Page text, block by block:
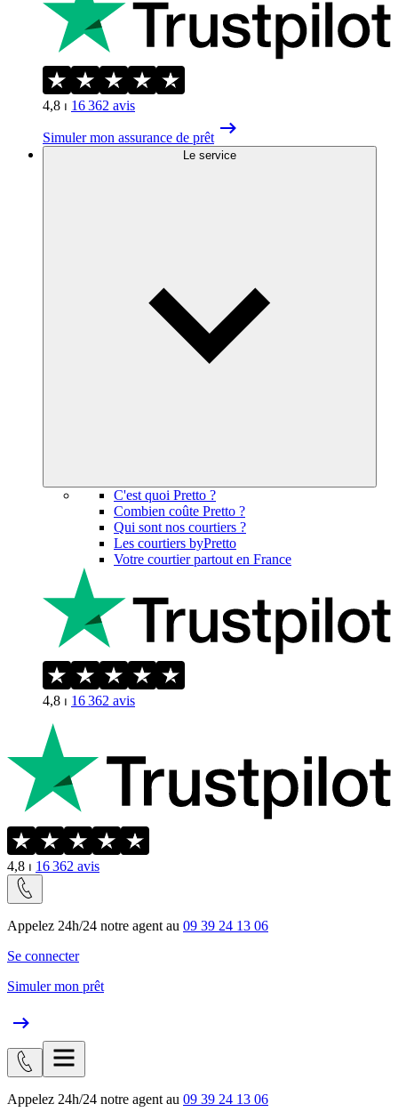
4,8 ⏐ 16 362 avis
Simuler mon assurance de prêt
Le service
C'est quoi Pretto ?
Combien coûte Pretto ?
Qui sont nos courtiers ?
Les courtiers byPretto
Votre courtier partout en France
4,8 ⏐ 16 362 avis
4,8 ⏐ 16 362 avis
Appelez 24h/24 notre agent au 09 39 24 13 06
Se connecter
Simuler mon prêt
Appelez 24h/24 notre agent au 09 39 24 13 06